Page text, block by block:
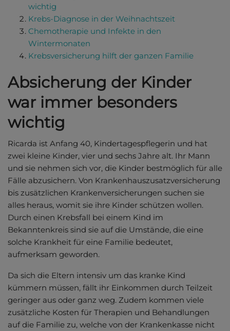
wichtig
Krebs-Diagnose in der Weihnachtszeit
Chemotherapie und Infekte in den
Wintermonaten
Krebsversicherung hilft der ganzen Familie
Absicherung der Kinder
war immer besonders
wichtig
Ricarda ist Anfang 40, Kindertagespflegerin und hat
zwei kleine Kinder, vier und sechs Jahre alt. Ihr Mann
und sie nehmen sich vor, die Kinder bestmöglich für alle
Fälle abzusichern. Von Krankenhauszusatzversicherung
bis zusätzlichen Krankenversicherungen suchen sie
alles heraus, womit sie ihre Kinder schützen wollen.
Durch einen Krebsfall bei einem Kind im
Bekanntenkreis sind sie auf die Umstände, die eine
solche Krankheit für eine Familie bedeutet,
aufmerksam geworden.
Da sich die Eltern intensiv um das kranke Kind
kümmern müssen, fällt ihr Einkommen durch Teilzeit
geringer aus oder ganz weg. Zudem kommen viele
zusätzliche Kosten für Therapien und Behandlungen
auf die Familie zu, welche von der Krankenkasse nicht